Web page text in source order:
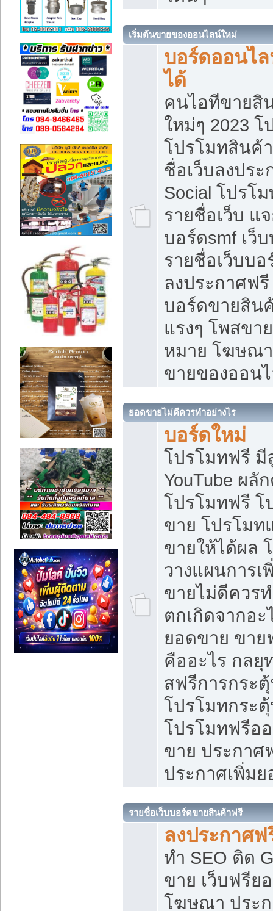
เริ่มต้นขายของออนไลน์ใหม่
บอร์ดออนไ
ได้
คนไอทีขายสิ
ใหม่ๆ 2023
โปรโมทสินค้
ชื่อเว็บลงปร
Social โปรโ
รายชื่อเว็บ แ
บอร์ดsmf เว็
รายชื่อเว็บบ
ลงประกาศฟรี
บอร์ดขายสิน
แรงๆ โพสขา
หมาย โฆษณ
ขายของออน
ยอดขายไม่ดีควรทำอย่างไร
บอร์ดใหม่
โปรโมทฟรี มี
YouTube ผลั
โปรโมทฟรี โ
ขาย โปรโมท
ขายให้ได้ผล
วางแผนการ
ขายไม่ดีควร
ตกเกิดจากอะ
ยอดขาย ขาย
คืออะไร กลยุ
สฟรีการกระ
โปรโมทกระ
โปรโมทฟรีอ
ขาย ประกาศ
ประกาศเพิ่ม
รายชื่อเว็บบอร์ดขายสินค้าฟรี
ลงประกาศฟ
ทำ SEO ติด
ขาย เว็บฟรีย
โฆษณา ประ